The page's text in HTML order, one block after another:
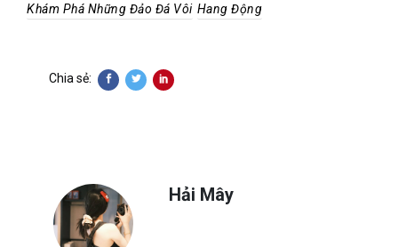
Khám Phá Những Đảo Đá Vôi Hang Động
Chia sẻ:
Hải Mây